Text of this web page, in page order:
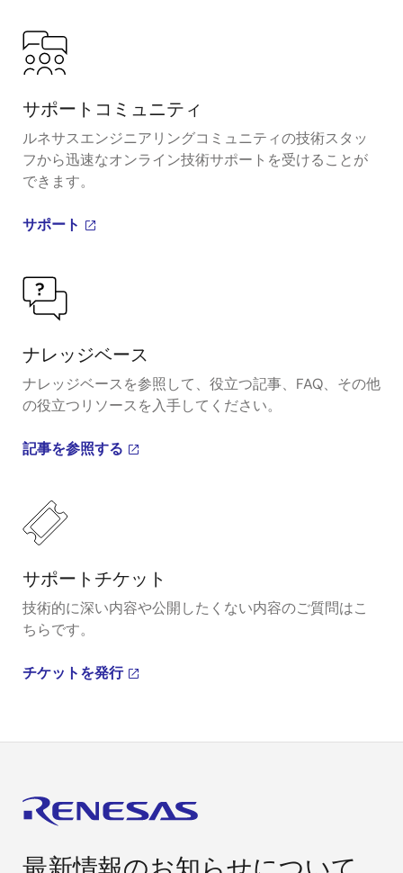
サポートコミュニティ
ルネサスエンジニアリングコミュニティの技術スタッ
フから迅速なオンライン技術サポートを受けることが
できます。
サポート
ナレッジベース
ナレッジベースを参照して、役立つ記事、FAQ、その他
の役立つリソースを入手してください。
記事を参照する
サポートチケット
技術的に深い内容や公開したくない内容のご質問はこ
ちらです。
チケットを発行